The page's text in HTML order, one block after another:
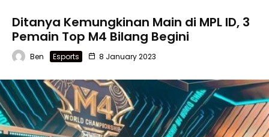
Ditanya Kemungkinan Main di MPL ID, 3
Pemain Top M4 Bilang Begini
Ben Esports 8 January 2023